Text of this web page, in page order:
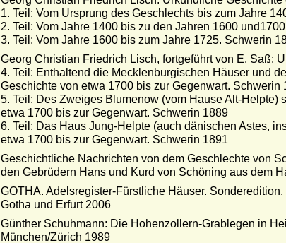
1. Teil: Vom Ursprung des Geschlechts bis zum Jahre
2. Teil: Vom Jahre 1400 bis zu den Jahren 1600
3. Teil: Vom Jahre 1600 bis zum Jahre 1725. Schwerin
Georg Christian Friedrich Lisch, fortgeführt von E. Saß:
4. Teil: Enthaltend die Mecklenburgischen Häuser und
Geschichte von etwa 1700 bis zur Gegenwart. Schwerin
5. Teil: Des Zweiges Blumenow (vom Hause Alt-
etwa 1700 bis zur Gegenwart. Schwerin 1889
6. Teil: Das Haus Jung-Helpte (auch dänischen Astes,
etwa 1700 bis zur Gegenwart. Schwerin 1891
Geschichtliche Nachrichten von dem Geschlechte von
den Gebrüdern Hans und Kurd von Schöning aus dem
GOTHA. Adelsregister-Fürstliche Häuser.
Gotha und Erfurt 2006
Günther Schuhmann: Die Hohenzollern-Grablegen in
München/Zürich 1989